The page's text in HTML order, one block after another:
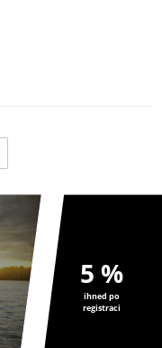
5 %
ihned po
registraci